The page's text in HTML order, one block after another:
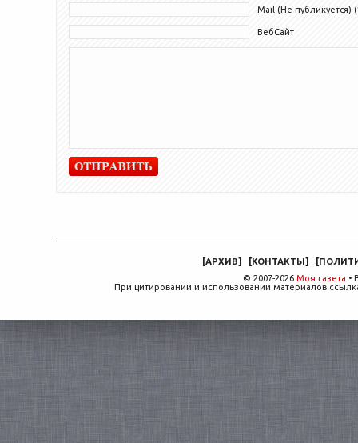
Mail (Не публикуется)
ВебСайт
[АРХИВ] [КОНТАКТЫ] [
© 2007-2026 Моя газета •
При цитировании и использовании материалов